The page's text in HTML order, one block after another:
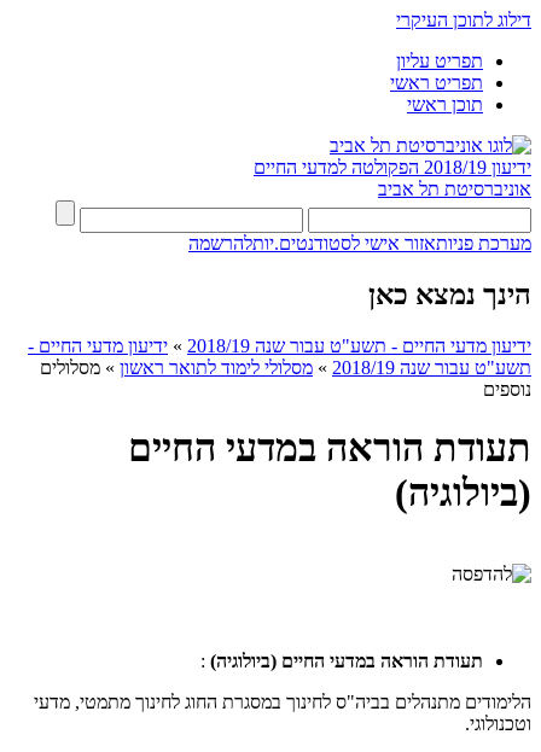
דילוג לתוכן העיקרי
תפריט עליון
תפריט ראשי
תוכן ראשי
ידיעון 2018/19
הפקולטה למדעי החיים
אוניברסיטת תל אביב
מערכת פניותאזור אישי לסטודנטים.יותלהרשמה
הינך נמצא כאן
ידיעון מדעי החיים - תשע"ט עבור שנה 2018/19 » ידיעון מדעי החיים -
תשע"ט עבור שנה 2018/19
» מסלולי לימוד לתואר ראשון » מסלולים
נוספים
תעודת הוראה במדעי החיים
(ביולוגיה)
תעודת הוראה במדעי החיים (ביולוגיה) :
הלימודים מתנהלים בביה"ס לחינוך במסגרת החוג לחינוך מתמטי, מדעי
וטכנולוגי.